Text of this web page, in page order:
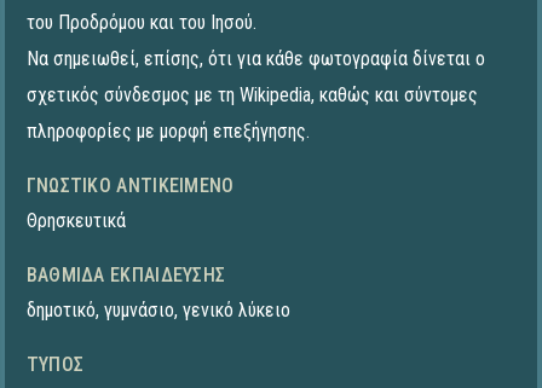
του Προδρόμου και του Ιησού.
Να σημειωθεί, επίσης, ότι για κάθε φωτογραφία δίνεται ο
σχετικός σύνδεσμος με τη Wikipedia, καθώς και σύντομες
πληροφορίες με μορφή επεξήγησης.
ΓΝΩΣΤΙΚΌ ΑΝΤΙΚΕΊΜΕΝΟ
Θρησκευτικά
ΒΑΘΜΊΔΑ ΕΚΠΑΊΔΕΥΣΗΣ
δημοτικό, γυμνάσιο, γενικό λύκειο
ΤΎΠΟΣ